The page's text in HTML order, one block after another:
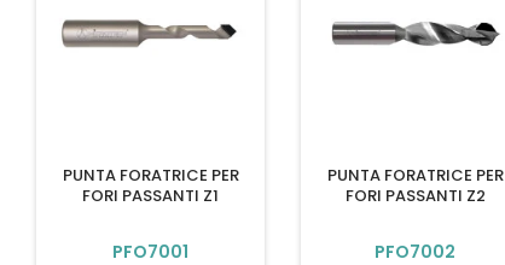
PUNTA FORATRICE PER
FORI PASSANTI Z1
PFO7001
PUNTA FORATRICE PER
FORI PASSANTI Z2
PFO7002